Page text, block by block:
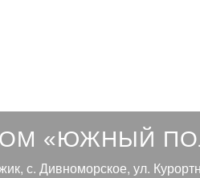
«ЮЖНЫЙ
с. Дивноморское, ул.